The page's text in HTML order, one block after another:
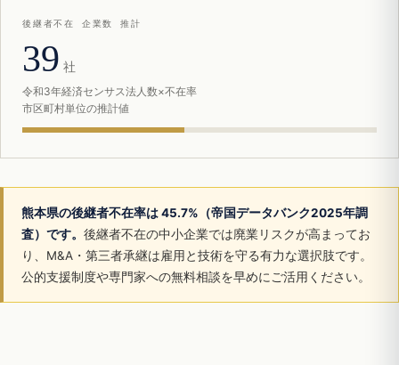
後継者不在 企業数 推計
39 社
令和3年経済センサス法人数×不在率
市区町村単位の推計値
熊本県の後継者不在率は 45.7%（帝国データバンク2025年調
査）です。 後継者不在の中小企業では廃業リスクが高まってお
り、M&A・第三者承継は雇用と技術を守る有力な選択肢です。
公的支援制度や専門家への無料相談を早めにご活用ください。